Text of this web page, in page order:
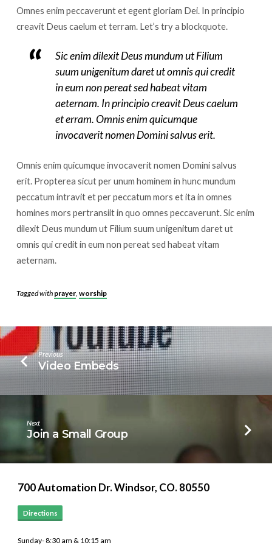
Omnes enim peccaverunt et egent gloriam Dei. In principio
creavit Deus caelum et terram. Let’s try a blockquote.
Sic enim dilexit Deus mundum ut Filium
suum unigenitum daret ut omnis qui credit
in eum non pereat sed habeat vitam
aeternam. In principio creavit Deus caelum
et erram. Omnis enim quicumque
invocaverit nomen Domini salvus erit.
Omnis enim quicumque invocaverit nomen Domini salvus
erit. Propterea sicut per unum hominem in hunc mundum
peccatum intravit et per peccatum mors et ita in omnes
homines mors pertransiit in quo omnes peccaverunt. Sic enim
dilexit Deus mundum ut Filium suum unigenitum daret ut
omnis qui credit in eum non pereat sed habeat vitam
aeternam.
Tagged with prayer, worship
Previous
Video Embeds
Next
Join a Small Group
700 Automation Dr. ​Windsor, CO. 80550
Directions
Sunday- 8:30 am & 10:15 am